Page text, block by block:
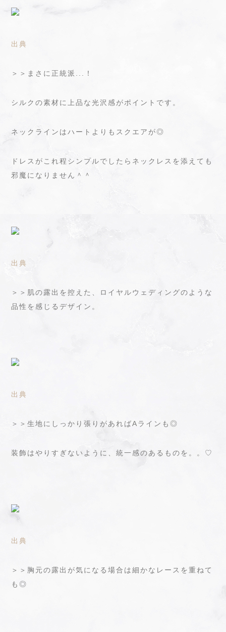
出典
＞＞まさに正統派...！
シルクの素材に上品な光沢感がポイントです。
ネックラインはハートよりもスクエアが◎
ドレスがこれ程シンプルでしたらネックレスを添えても
邪魔になりません＾＾
出典
＞＞肌の露出を控えた、ロイヤルウェディングのような
品性を感じるデザイン。
出典
＞＞生地にしっかり張りがあればAラインも◎
装飾はやりすぎないように、統一感のあるものを。。♡
出典
＞＞胸元の露出が気になる場合は細かなレースを重ねて
も◎